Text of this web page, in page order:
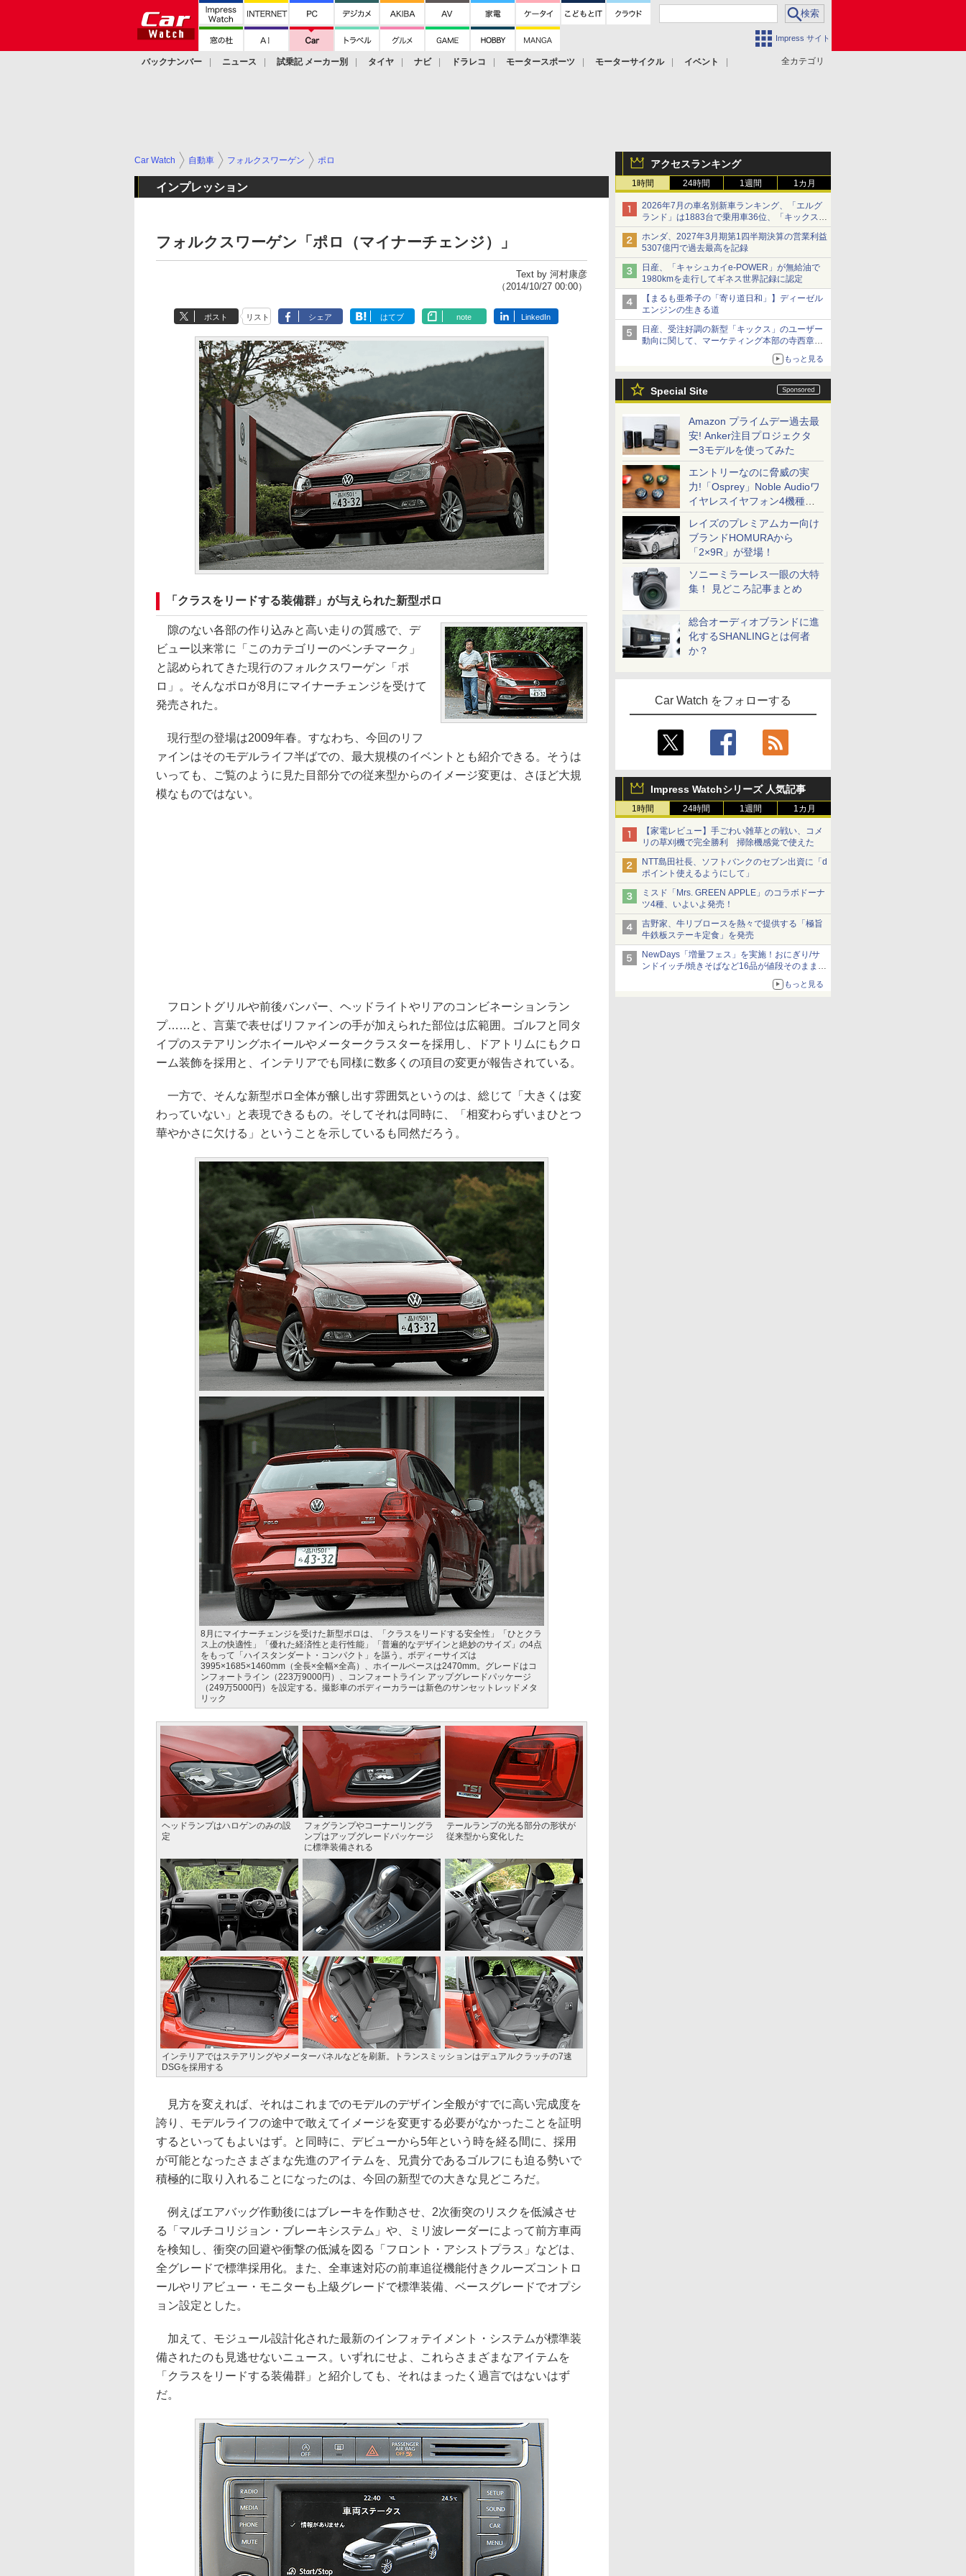
Impress サイト
全カテゴリ
バックナンバー ニュース 試乗記 メーカー別 タイヤ ナビ ドラレコ モータースポーツ モーターサイクル
イベント
アクセスランキング
1時間 24時間 1週間 1カ月
2026年7月の車名別新車ランキング、「エルグ
ランド」は1883台で乗用車36位、「キックス」
は2591台で27位に
ホンダ、2027年3月期第1四半期決算の営業利益
5307億円で過去最高を記録
日産、「キャシュカイe-POWER」が無給油で
1980kmを走行してギネス世界記録に認定
【まるも亜希子の「寄り道日和」】ディーゼル
エンジンの生きる道
日産、受注好調の新型「キックス」のユーザー
動向に関して、マーケティング本部の寺西章氏
もっと見る
Special Site
Amazon プライムデー過去最
安! Anker注目プロジェクタ
ー3モデルを使ってみた
エントリーなのに脅威の実
力!「Osprey」Noble Audioワ
イヤレスイヤフォン4機種を
一気に聴く
レイズのプレミアムカー向け
ブランドHOMURAから
「2×9R」が登場！
ソニーミラーレス一眼の大特
集！ 見どころ記事まとめ
総合オーディオブランドに進
化するSHANLINGとは何者
か？
Car Watch をフォローする
Impress Watchシリーズ 人気記事
1時間 24時間 1週間 1カ月
【家電レビュー】手ごわい雑草との戦い、コメ
リの草刈機で完全勝利 掃除機感覚で使えた
NTT島田社長、ソフトバンクのセブン出資に「d
ポイント使えるようにして」
ミスド「Mrs. GREEN APPLE」のコラボドーナ
ツ4種、いよいよ発売！
吉野家、牛リブロースを熱々で提供する「極旨
牛鉄板ステーキ定食」を発売
NewDays「増量フェス」を実施！おにぎり/サ
ンドイッチ/焼きそばなど16品が値段そのままで
もっと見る
Car Watch 自動車 フォルクスワーゲン ポロ
インプレッション
フォルクスワーゲン「ポロ（マイナーチェンジ）」
Text by 河村康彦
（2014/10/27 00:00）
ポスト リスト シェア はてブ note LinkedIn
「クラスをリードする装備群」が与えられた新型ポロ
隙のない各部の作り込みと高い走りの質感で、デ
ビュー以来常に「このカテゴリーのベンチマーク」
と認められてきた現行のフォルクスワーゲン「ポ
ロ」。そんなポロが8月にマイナーチェンジを受けて
発売された。
現行型の登場は2009年春。すなわち、今回のリフ
ァインはそのモデルライフ半ばでの、最大規模のイベントとも紹介できる。そうは
いっても、ご覧のように見た目部分での従来型からのイメージ変更は、さほど大規
模なものではない。
フロントグリルや前後バンパー、ヘッドライトやリアのコンビネーションラン
プ……と、言葉で表せばリファインの手が加えられた部位は広範囲。ゴルフと同タ
イプのステアリングホイールやメータークラスターを採用し、ドアトリムにもクロ
ーム装飾を採用と、インテリアでも同様に数多くの項目の変更が報告されている。
一方で、そんな新型ポロ全体が醸し出す雰囲気というのは、総じて「大きくは変
わっていない」と表現できるもの。そしてそれは同時に、「相変わらずいまひとつ
華やかさに欠ける」ということを示しているも同然だろう。
8月にマイナーチェンジを受けた新型ポロは、「クラスをリードする安全性」「ひとクラ
ス上の快適性」「優れた経済性と走行性能」「普遍的なデザインと絶妙のサイズ」の4点
をもって「ハイスタンダート・コンパクト」を謳う。ボディーサイズは
3995×1685×1460mm（全長×全幅×全高）、ホイールベースは2470mm。グレードはコ
ンフォートライン（223万9000円）、コンフォートライン アップグレードパッケージ
（249万5000円）を設定する。撮影車のボディーカラーは新色のサンセットレッドメタ
リック
ヘッドランプはハロゲンのみの設
定
フォグランプやコーナーリングラ
ンプはアップグレードパッケージ
に標準装備される
テールランプの光る部分の形状が
従来型から変化した
インテリアではステアリングやメーターパネルなどを刷新。トランスミッションはデュアルクラッチの7速
DSGを採用する
見方を変えれば、それはこれまでのモデルのデザイン全般がすでに高い完成度を
誇り、モデルライフの途中で敢えてイメージを変更する必要がなかったことを証明
するといってもよいはず。と同時に、デビューから5年という時を経る間に、採用
が可能となったさまざまな先進のアイテムを、兄貴分であるゴルフにも迫る勢いで
積極的に取り入れることになったのは、今回の新型での大きな見どころだ。
例えばエアバッグ作動後にはブレーキを作動させ、2次衝突のリスクを低減させ
る「マルチコリジョン・ブレーキシステム」や、ミリ波レーダーによって前方車両
を検知し、衝突の回避や衝撃の低減を図る「フロント・アシストプラス」などは、
全グレードで標準採用化。また、全車速対応の前車追従機能付きクルーズコントロ
ールやリアビュー・モニターも上級グレードで標準装備、ベースグレードでオプシ
ョン設定とした。
加えて、モジュール設計化された最新のインフォテイメント・システムが標準装
備されたのも見逃せないニュース。いずれにせよ、これらさまざまなアイテムを
「クラスをリードする装備群」と紹介しても、それはまったく過言ではないはず
だ。